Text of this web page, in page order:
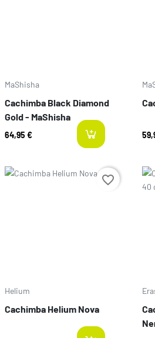
MaShisha
Cachimba Black Diamond
Gold - MaShisha
64,95 €
Preço
Helium
Cachimba Helium Nova
favorite_border